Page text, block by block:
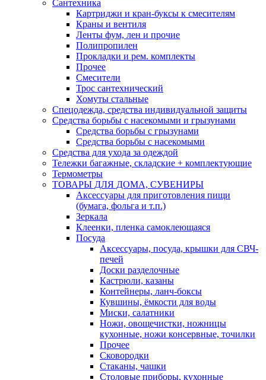
Сантехника
Картриджи и кран-буксы к смесителям
Краны и вентиля
Ленты фум, лен и прочие
Полипропилен
Прокладки и рем. комплекты
Прочее
Смесители
Трос сантехнический
Хомуты стальные
Спецодежда, средства индивидуальной защиты
Средства борьбы с насекомыми и грызунами
Средства борьбы с грызунами
Средства борьбы с насекомыми
Средства для ухода за одеждой
Тележки багажные, складские + комплектующие
Термометры
ТОВАРЫ ДЛЯ ДОМА, СУВЕНИРЫ
Аксессуары для приготовления пищи
(бумага, фольга и т.п.)
Зеркала
Клеенки, пленка самоклеющаяся
Посуда
Аксессуары, посуда, крышки для СВЧ-
печей
Доски разделочные
Кастрюли, казаны
Контейнеры, ланч-боксы
Кувшины, ёмкости для воды
Миски, салатники
Ножи, овощечистки, ножницы
кухонные, ножи консервные, точилки
Прочее
Сковородки
Стаканы, чашки
Столовые приборы, кухонные